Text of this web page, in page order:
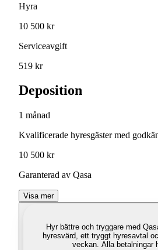
Hyra
10 500 kr
Serviceavgift
519 kr
Deposition
1 månad
Kvalificerade hyresgäster med
10 500 kr
Garanterad av Qasa
Visa mer
Hyr bättre och tryggare med
hyresvärd, ett tryggt hyresavtal
veckan. Alla betalningar